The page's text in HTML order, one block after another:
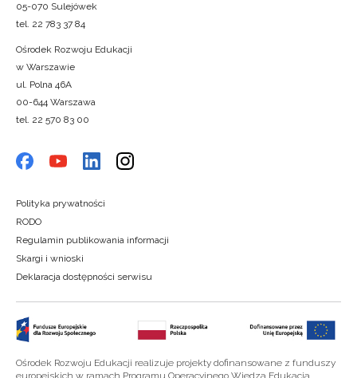
05-070 Sulejówek
tel. 22 783 37 84
Ośrodek Rozwoju Edukacji
w Warszawie
ul. Polna 46A
00-644 Warszawa
tel. 22 570 83 00
Polityka prywatności
RODO
Regulamin publikowania informacji
Skargi i wnioski
Deklaracja dostępności serwisu
Ośrodek Rozwoju Edukacji realizuje projekty dofinansowane z funduszy
europejskich w ramach Programu Operacyjnego Wiedza Edukacja